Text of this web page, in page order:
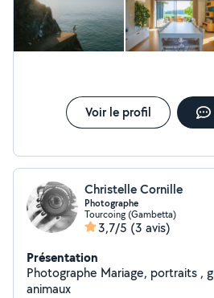
Voir le profil
Christelle Cornille
Photographe
Tourcoing (Gambetta)
3,7/5 (3 avis)
Présentation
Photographe Mariage, portraits ,
animaux